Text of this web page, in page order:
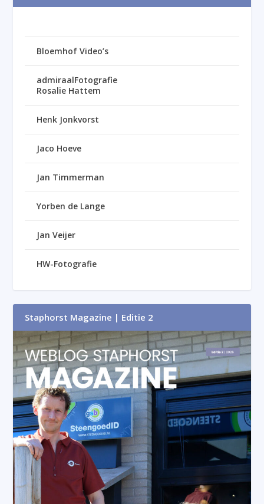
Bloemhof Video’s
admiraalFotografie
Rosalie Hattem
Henk Jonkvorst
Jaco Hoeve
Jan Timmerman
Yorben de Lange
Jan Veijer
HW-Fotografie
Staphorst Magazine | Editie 2